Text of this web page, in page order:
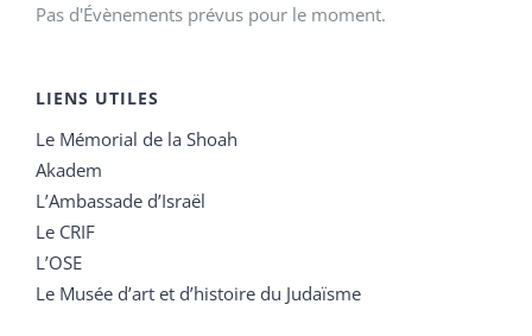
Pas d'Évènements prévus pour le moment.
LIENS UTILES
Le Mémorial de la Shoah
Akadem
L’Ambassade d’Israël
Le CRIF
L’OSE
Le Musée d’art et d’histoire du Judaïsme